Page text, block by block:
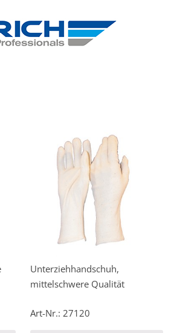
Unterziehhandschuh,
mittelschwere Qualität
Art-Nr.: 27120